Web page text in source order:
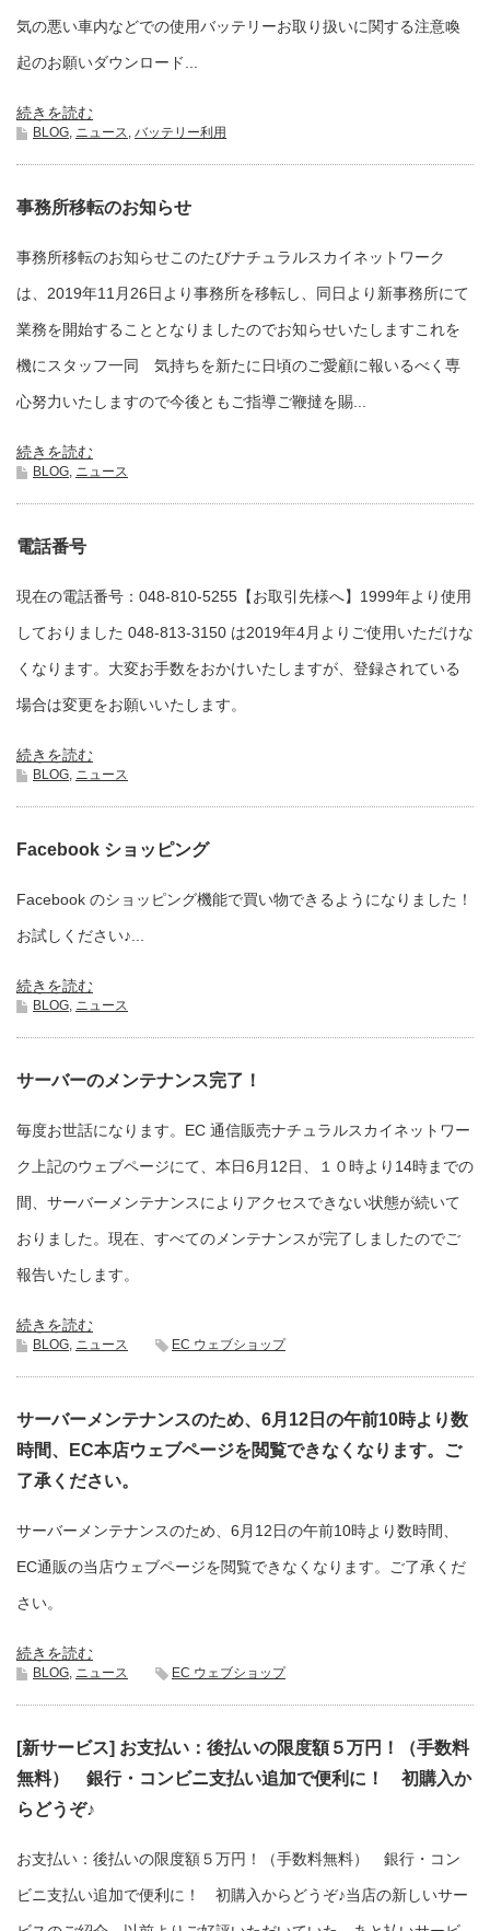
気の悪い車内などでの使用バッテリーお取り扱いに関する注意喚
起のお願いダウンロード...
続きを読む
BLOG, ニュース, バッテリー利用
事務所移転のお知らせ
事務所移転のお知らせこのたびナチュラルスカイネットワーク
は、2019年11月26日より事務所を移転し、同日より新事務所にて
業務を開始することとなりましたのでお知らせいたしますこれを
機にスタッフ一同 気持ちを新たに日頃のご愛顧に報いるべく専
心努力いたしますので今後ともご指導ご鞭撻を賜...
続きを読む
BLOG, ニュース
電話番号
現在の電話番号：048-810-5255【お取引先様へ】1999年より使用
しておりました 048-813-3150 は2019年4月よりご使用いただけな
くなります。大変お手数をおかけいたしますが、登録されている
場合は変更をお願いいたします。
続きを読む
BLOG, ニュース
Facebook ショッピング
Facebook のショッピング機能で買い物できるようになりました！
お試しください♪...
続きを読む
BLOG, ニュース
サーバーのメンテナンス完了！
毎度お世話になります。EC 通信販売ナチュラルスカイネットワー
ク上記のウェブページにて、本日6月12日、１０時より14時までの
間、サーバーメンテナンスによりアクセスできない状態が続いて
おりました。現在、すべてのメンテナンスが完了しましたのでご
報告いたします。
続きを読む
BLOG, ニュース EC ウェブショップ
サーバーメンテナンスのため、6月12日の午前10時より数
時間、EC本店ウェブページを閲覧できなくなります。ご
了承ください。
サーバーメンテナンスのため、6月12日の午前10時より数時間、
EC通販の当店ウェブページを閲覧できなくなります。ご了承くだ
さい。
続きを読む
BLOG, ニュース EC ウェブショップ
[新サービス] お支払い：後払いの限度額５万円！（手数料
無料） 銀行・コンビニ支払い追加で便利に！ 初購入か
らどうぞ♪
お支払い：後払いの限度額５万円！（手数料無料） 銀行・コン
ビニ支払い追加で便利に！ 初購入からどうぞ♪当店の新しいサー